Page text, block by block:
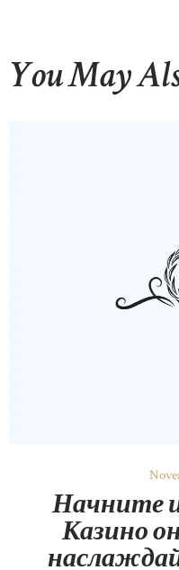
You May
Начните
Казино